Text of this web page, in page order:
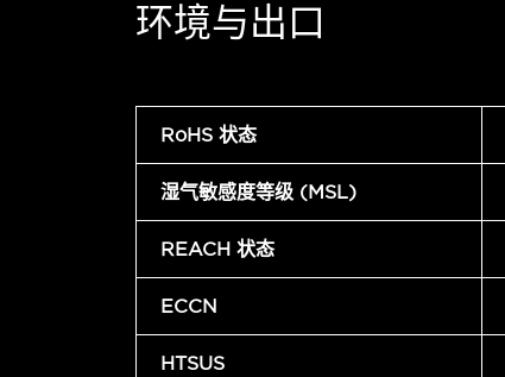
环境与出口
RoHS 状态
湿气敏感度等级 (MSL)
REACH 状态
ECCN
HTSUS